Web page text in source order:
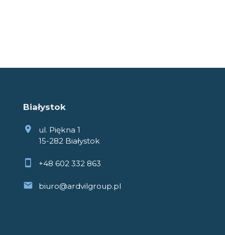
Białystok
ul. Piękna 1
15-282 Białystok
+48 602 332 863
biuro@ardvilgroup.pl